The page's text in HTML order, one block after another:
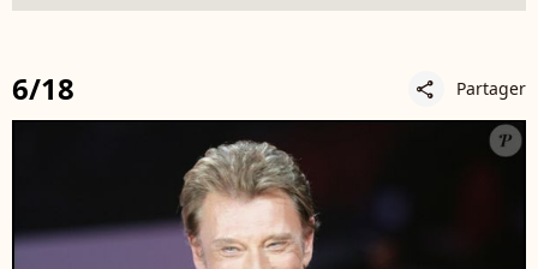
6/18 share Partager